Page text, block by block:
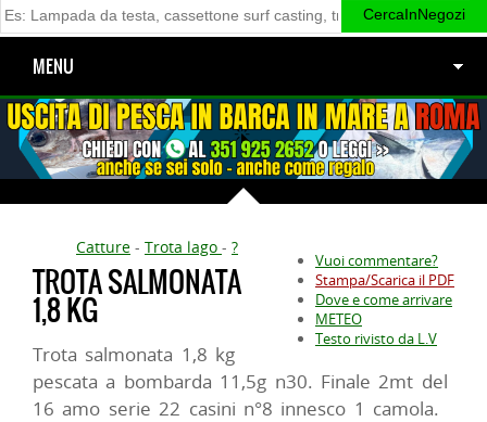
MENU
Catture - Trota lago - ?
Vuoi commentare?
Stampa/Scarica il PDF
Dove e come arrivare
METEO
Testo rivisto da L.V
TROTA SALMONATA
1,8 KG
Trota salmonata 1,8 kg
pescata a bombarda 11,5g n30. Finale 2mt del
16 amo serie 22 casini n°8 innesco 1 camola.